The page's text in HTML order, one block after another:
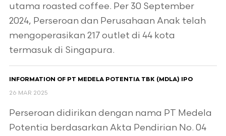
utama roasted coffee. Per 30 September
2024, Perseroan dan Perusahaan Anak telah
mengoperasikan 217 outlet di 44 kota
termasuk di Singapura.
INFORMATION OF PT MEDELA POTENTIA TBK (MDLA) IPO
26 MAR 2025
Perseroan didirikan dengan nama PT Medela
Potentia berdasarkan Akta Pendirian No. 04